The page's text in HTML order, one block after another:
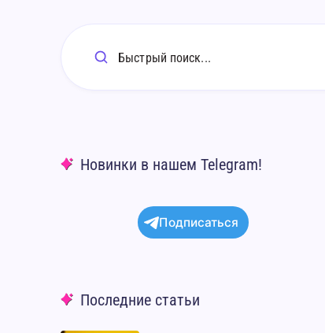
Быстрый поиск...
Новинки в нашем Telegram!
Подписаться
Последние статьи